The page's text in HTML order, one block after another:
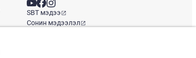
SBT мэдээ
Сонин мэдээлэл